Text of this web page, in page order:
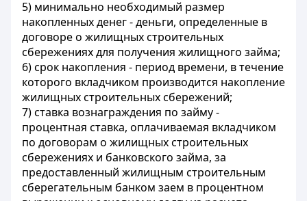
5) минимально необходимый размер
накопленных денег - деньги, определенные в
договоре о жилищных строительных
сбережениях для получения жилищного займа;
6) срок накопления - период времени, в течение
которого вкладчиком производится накопление
жилищных строительных сбережений;
7) ставка вознаграждения по займу -
процентная ставка, оплачиваемая вкладчиком
по договорам о жилищных строительных
сбережениях и банковского займа, за
предоставленный жилищным строительным
сберегательным банком заем в процентном